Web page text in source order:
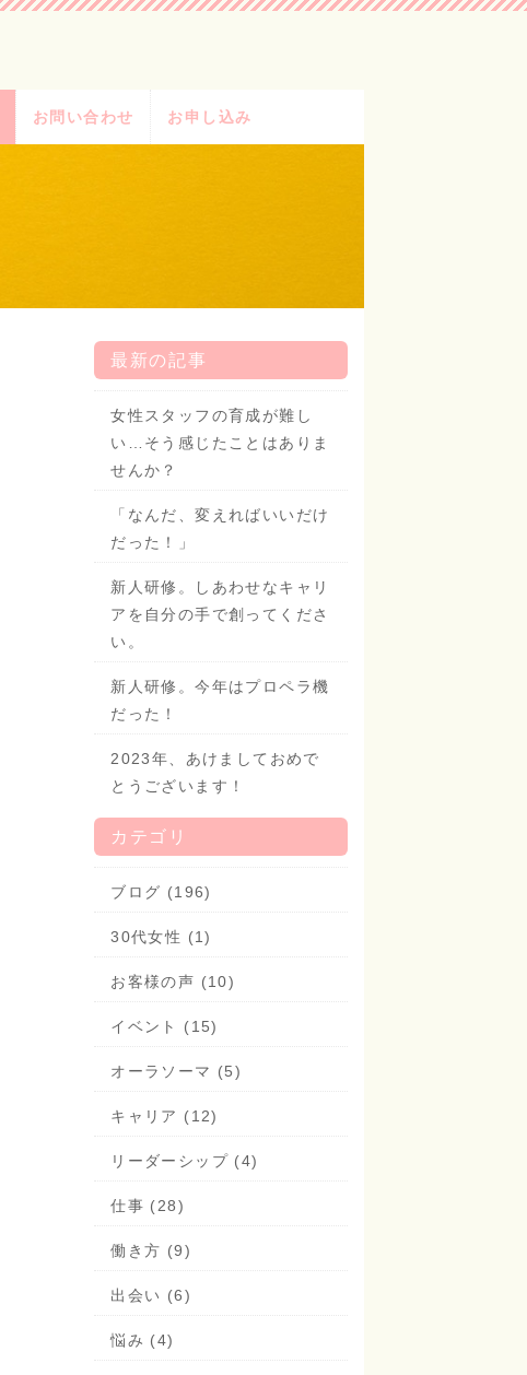
お問い合わせ お申し込み
最新の記事
女性スタッフの育成が難し
い…そう感じたことはありま
せんか？
「なんだ、変えればいいだけ
だった！」
新人研修。しあわせなキャリ
アを自分の手で創ってくださ
い。
新人研修。今年はプロペラ機
だった！
2023年、あけましておめで
とうございます！
カテゴリ
ブログ (196)
30代女性 (1)
お客様の声 (10)
イベント (15)
オーラソーマ (5)
キャリア (12)
リーダーシップ (4)
仕事 (28)
働き方 (9)
出会い (6)
悩み (4)